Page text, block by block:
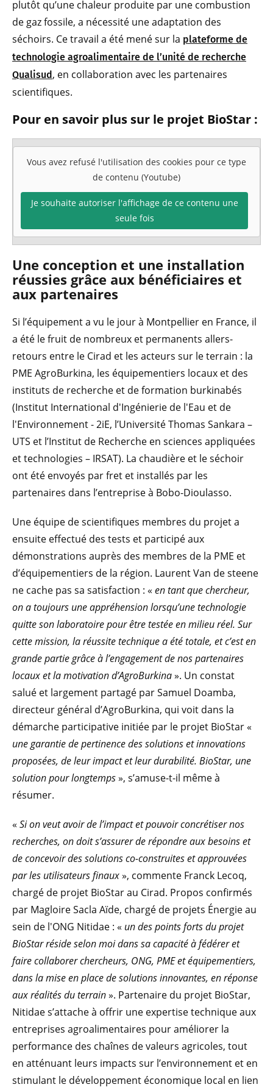
plutôt qu’une chaleur produite par une combustion
de gaz fossile, a nécessité une adaptation des
séchoirs. Ce travail a été mené sur la plateforme de
technologie agroalimentaire de l’unité de recherche
Qualisud, en collaboration avec les partenaires
scientifiques.
Pour en savoir plus sur le projet BioStar :
Vous avez refusé l'utilisation des cookies pour ce type
de contenu (Youtube)
Je souhaite autoriser l'affichage de ce contenu une
seule fois
Une conception et une installation
réussies grâce aux bénéficiaires et
aux partenaires
Si l’équipement a vu le jour à Montpellier en France, il
a été le fruit de nombreux et permanents allers-
retours entre le Cirad et les acteurs sur le terrain : la
PME AgroBurkina, les équipementiers locaux et des
instituts de recherche et de formation burkinabés
(Institut International d'Ingénierie de l'Eau et de
l'Environnement - 2iE, l’Université Thomas Sankara –
UTS et l’Institut de Recherche en sciences appliquées
et technologies – IRSAT). La chaudière et le séchoir
ont été envoyés par fret et installés par les
partenaires dans l’entreprise à Bobo-Dioulasso.
Une équipe de scientifiques membres du projet a
ensuite effectué des tests et participé aux
démonstrations auprès des membres de la PME et
d’équipementiers de la région. Laurent Van de steene
ne cache pas sa satisfaction : « en tant que chercheur,
on a toujours une appréhension lorsqu’une technologie
quitte son laboratoire pour être testée en milieu réel. Sur
cette mission, la réussite technique a été totale, et c’est en
grande partie grâce à l’engagement de nos partenaires
locaux et la motivation d’AgroBurkina». Un constat
salué et largement partagé par Samuel Doamba,
directeur général d’AgroBurkina, qui voit dans la
démarche participative initiée par le projet BioStar «
une garantie de pertinence des solutions et innovations
proposées, de leur impact et leur durabilité. BioStar, une
solution pour longtemps», s’amuse-t-il même à
résumer.
« Si on veut avoir de l’impact et pouvoir concrétiser nos
recherches, on doit s’assurer de répondre aux besoins et
de concevoir des solutions co-construites et approuvées
par les utilisateurs finaux», commente Franck Lecoq,
chargé de projet BioStar au Cirad. Propos confirmés
par Magloire Sacla Aïde, chargé de projets Énergie au
sein de l'ONG Nitidae : « un des points forts du projet
BioStar réside selon moi dans sa capacité à fédérer et
faire collaborer chercheurs, ONG, PME et équipementiers,
dans la mise en place de solutions innovantes, en réponse
aux réalités du terrain». Partenaire du projet BioStar,
Nitidae s’attache à offrir une expertise technique aux
entreprises agroalimentaires pour améliorer la
performance des chaînes de valeurs agricoles, tout
en atténuant leurs impacts sur l’environnement et en
stimulant le développement économique local en lien